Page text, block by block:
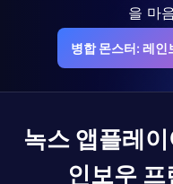
을 마
병합 몬스터: 레인
녹스 앱플레
인보우 프